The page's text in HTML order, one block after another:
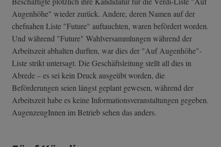
Augenhöhe" wieder zurück. Andere, deren Namen auf der
chefnahen Liste "Future" auftauchten, waren befördert worden.
Und während "Future" Wahlversammlungen während der
Arbeitszeit abhalten durften, war dies der "Auf Augenhöhe"-
Liste strikt untersagt. Die Geschäftsleitung stellt all dies in
Abrede – es sei kein Druck ausgeübt worden, die
Beförderungen seien längst geplant gewesen, während der
Arbeitszeit habe es keine Informationsveranstaltungen gegeben.
AugenzeugInnen im Betrieb sehen das anders.